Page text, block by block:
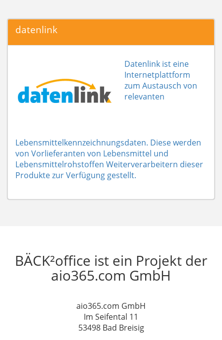
datenlink
Datenlink ist eine
Internetplattform
zum Austausch von
relevanten
Lebensmittelkennzeichnungsdaten. Diese werden
von Vorlieferanten von Lebensmittel und
Lebensmittelrohstoffen Weiterverarbeitern dieser
Produkte zur Verfügung gestellt.
BÄCK²office ist ein Projekt der
aio365.com GmbH
aio365.com GmbH
Im Seifental 11
53498 Bad Breisig